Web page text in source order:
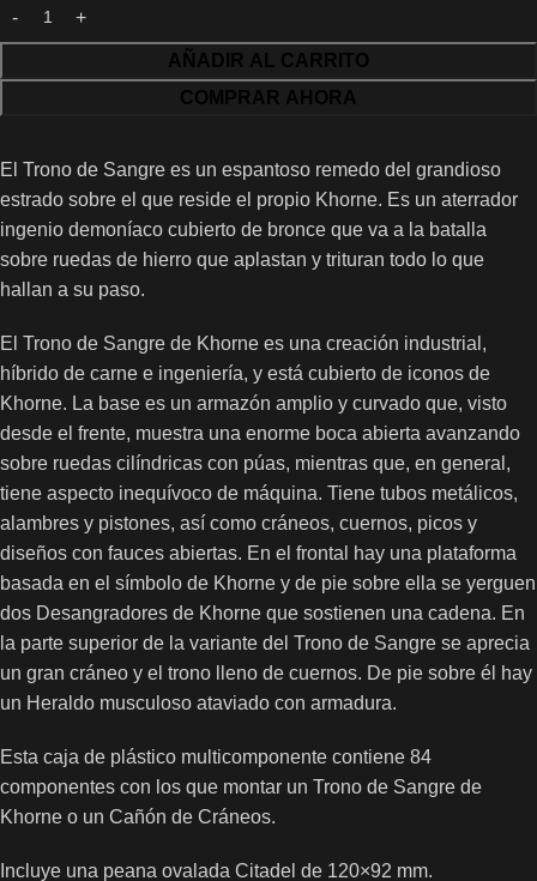
AÑADIR AL CARRITO
COMPRAR AHORA
El Trono de Sangre es un espantoso remedo del grandioso
estrado sobre el que reside el propio Khorne. Es un aterrador
ingenio demoníaco cubierto de bronce que va a la batalla
sobre ruedas de hierro que aplastan y trituran todo lo que
hallan a su paso.
El Trono de Sangre de Khorne es una creación industrial,
híbrido de carne e ingeniería, y está cubierto de iconos de
Khorne. La base es un armazón amplio y curvado que, visto
desde el frente, muestra una enorme boca abierta avanzando
sobre ruedas cilíndricas con púas, mientras que, en general,
tiene aspecto inequívoco de máquina. Tiene tubos metálicos,
alambres y pistones, así como cráneos, cuernos, picos y
diseños con fauces abiertas. En el frontal hay una plataforma
basada en el símbolo de Khorne y de pie sobre ella se yerguen
dos Desangradores de Khorne que sostienen una cadena. En
la parte superior de la variante del Trono de Sangre se aprecia
un gran cráneo y el trono lleno de cuernos. De pie sobre él hay
un Heraldo musculoso ataviado con armadura.
Esta caja de plástico multicomponente contiene 84
componentes con los que montar un Trono de Sangre de
Khorne o un Cañón de Cráneos.
Incluye una peana ovalada Citadel de 120×92 mm.